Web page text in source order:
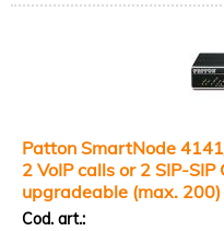
Patton SmartNode
2 VoIP calls or 2 SIP-
upgradeable (max. 200)
Cod. art.: